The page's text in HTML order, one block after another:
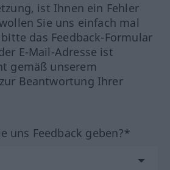
ist Ihnen ein Fehler
Sie uns einfach mal
das Feedback-Formular
E-Mail-Adresse ist
gemäß unserem
Beantwortung Ihrer
uns Feedback geben?*